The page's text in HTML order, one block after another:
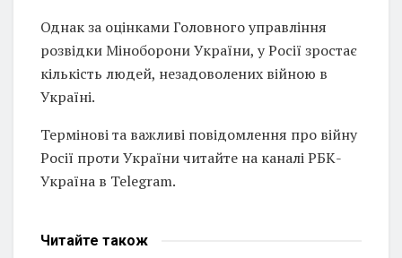
Однак за оцінками Головного управління
розвідки Міноборони України, у Росії зростає
кількість людей, незадоволених війною в
Україні.
Термінові та важливі повідомлення про війну
Росії проти України читайте на каналі РБК-
Україна в Telegram.
Читайте також